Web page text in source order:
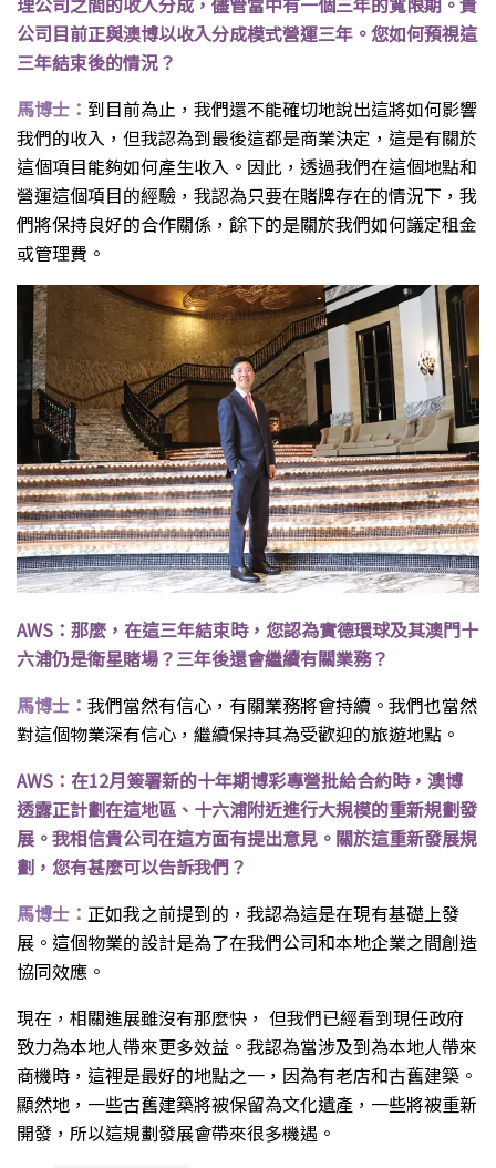
公司目前正與澳博以收入分成模式營運三年。您如何預視這
三年結束後的情況？
馬博士： 到目前為止，我們還不能確切地說出這將如何影響
我們的收入，但我認為到最後這都是商業決定，這是有關於
這個項目能夠如何產生收入。因此，透過我們在這個地點和
營運這個項目的經驗，我認為只要在賭牌存在的情況下，我
們將保持良好的合作關係，餘下的是關於我們如何議定租金
或管理費。
AWS：那麼，在這三年結束時，您認為實德環球及其澳門十
六浦仍是衛星賭場？三年後還會繼續有關業務？
馬博士： 我們當然有信心，有關業務將會持續。我們也當然
對這個物業深有信心，繼續保持其為受歡迎的旅遊地點。
AWS：在12月簽署新的十年期博彩專營批給合約時，澳博
透露正計劃在這地區、十六浦附近進行大規模的重新規劃發
展。我相信貴公司在這方面有提出意見。關於這重新發展規
劃，您有甚麼可以告訴我們？
馬博士： 正如我之前提到的，我認為這是在現有基礎上發
展。這個物業的設計是為了在我們公司和本地企業之間創造
協同效應。
現在，相關進展雖沒有那麼快， 但我們已經看到現任政府
致力為本地人帶來更多效益。我認為當涉及到為本地人帶來
商機時，這裡是最好的地點之一，因為有老店和古舊建築。
顯然地，一些古舊建築將被保留為文化遺產，一些將被重新
開發，所以這規劃發展會帶來很多機遇。